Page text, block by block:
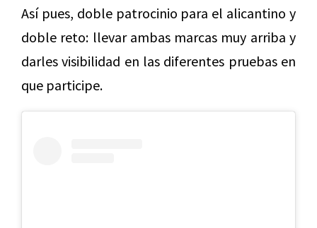
Así pues, doble patrocinio para el alicantino y
doble reto: llevar ambas marcas muy arriba y
darles visibilidad en las diferentes pruebas en
que participe.